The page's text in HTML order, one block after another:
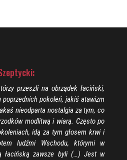
przeszli na obrządek łaciński,
poprzednich pokoleń, jakiś atawizm
nieodparta nostalgia za tym, co
modlitwą i wiarą. Często po
idą za tym głosem krwi i
ludźmi Wschodu, którymi w
łacińską zawsze byli (…) Jest w